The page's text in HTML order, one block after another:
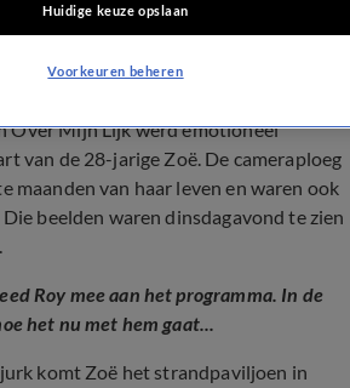
Over Mijn Lijk werd emotioneel
van de 28-jarige Zoë. De cameraploeg
maanden van haar leven en waren ook
beelden waren dinsdagavond te zien
Roy mee aan het programma. In de
het nu met hem gaat...
komt Zoë het strandpaviljoen in
Huidige keuze opslaan
Voorkeuren beheren